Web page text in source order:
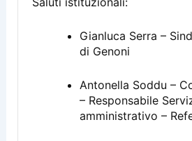
Gianluca Serra –
di Genoni
Antonella Soddu –
– Responsabile
amministrativo –